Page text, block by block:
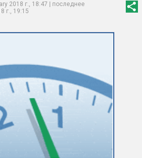
2018 г., 18:47 | последнее
г., 19:15